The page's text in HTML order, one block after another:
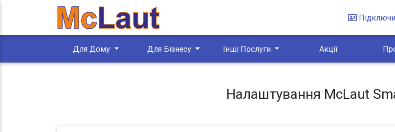
Для Дому Для Бізнесу Інші Послуги Акції
Налаштування McLaut